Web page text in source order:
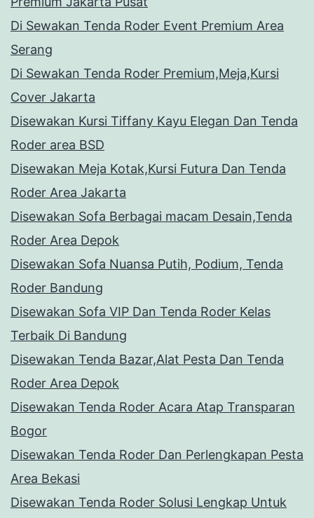
Di Sewakan Tenda Roder Event Premium Area
Serang
Di Sewakan Tenda Roder Premium,Meja,Kursi
Cover Jakarta
Disewakan Kursi Tiffany Kayu Elegan Dan Tenda
Roder area BSD
Disewakan Meja Kotak,Kursi Futura Dan Tenda
Roder Area Jakarta
Disewakan Sofa Berbagai macam Desain,Tenda
Roder Area Depok
Disewakan Sofa Nuansa Putih, Podium, Tenda
Roder Bandung
Disewakan Sofa VIP Dan Tenda Roder Kelas
Terbaik Di Bandung
Disewakan Tenda Bazar,Alat Pesta Dan Tenda
Roder Area Depok
Disewakan Tenda Roder Acara Atap Transparan
Bogor
Disewakan Tenda Roder Dan Perlengkapan Pesta
Area Bekasi
Disewakan Tenda Roder Solusi Lengkap Untuk